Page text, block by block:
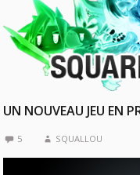
UN NOUVEAU JEU EN
5 SQUALLOU